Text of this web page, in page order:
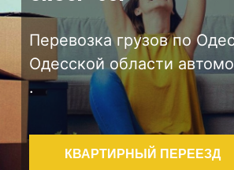
Перевозка грузов по
Одесской области
.
КВАРТИРНЫЙ ПЕРЕЕЗД